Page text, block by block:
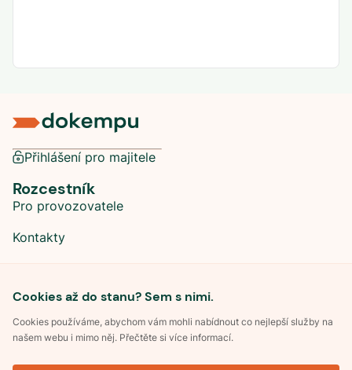
Cookies až do stanu? Sem s nimi.
Cookies používáme, abychom vám mohli nabídnout co nejlepší služby na
našem webu i mimo něj. Přečtěte si více informací.
Přihlášení pro majitele
Rozcestník
Pro provozovatele
Kontakty